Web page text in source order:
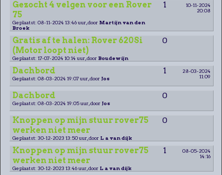
Gezocht 4 velgen voor een Rover
75
1
10-11-2024
20:08
Geplaatst: 08-11-2024 13:46 uur, door Martijn van den
Broek
Gratis af te halen: Rover 620Si
(Motor loopt niet)
0
Geplaatst: 17-07-2024 10:14 uur, door Boudewijn
Dachbord 1
28-03-2024
11:09
Geplaatst: 08-03-2024 19:07 uur, door Jos
Dachbord 0
Geplaatst: 08-03-2024 19:05 uur, door Jos
Knoppen op mijn stuur rover75
werken niet meer
0
Geplaatst: 30-12-2023 13:50 uur, door L a van dijk
Knoppen op mijn stuur rover75
werken niet meer
1
08-05-2024
14:16
Geplaatst: 30-12-2023 13:46 uur, door L a van dijk